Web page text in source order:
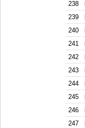
238
239
240
241
242
243
244
245
246
247